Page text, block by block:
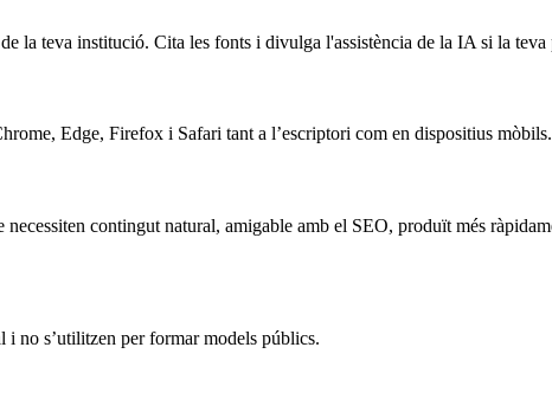
la teva institució. Cita les fonts i divulga l'assistència de la IA si la
Edge, Firefox i Safari tant a l’escriptori com en dispositius mòbils.
contingut natural, amigable amb el SEO, produït més
i no s’utilitzen per formar models públics.